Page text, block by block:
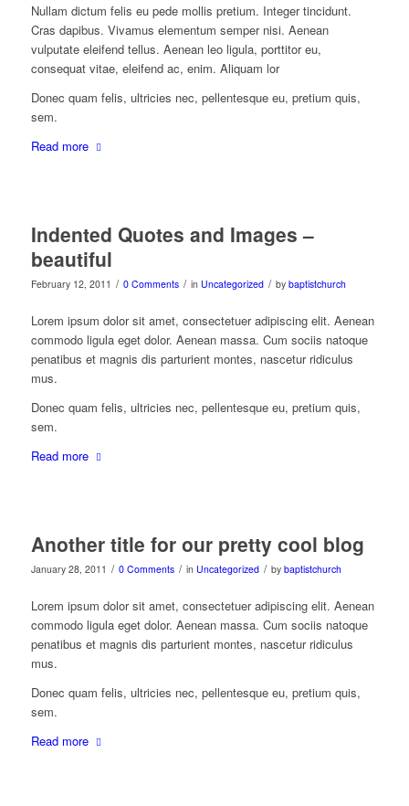
Nullam dictum felis eu pede mollis pretium. Integer tincidunt.
Cras dapibus. Vivamus elementum semper nisi. Aenean
vulputate eleifend tellus. Aenean leo ligula, porttitor eu,
consequat vitae, eleifend ac, enim. Aliquam lor
Donec quam felis, ultricies nec, pellentesque eu, pretium quis,
sem.
Read more
Indented Quotes and Images –
beautiful
February 12, 2011 / 0 Comments / in Uncategorized / by baptistchurch
Lorem ipsum dolor sit amet, consectetuer adipiscing elit. Aenean
commodo ligula eget dolor. Aenean massa. Cum sociis natoque
penatibus et magnis dis parturient montes, nascetur ridiculus
mus.
Donec quam felis, ultricies nec, pellentesque eu, pretium quis,
sem.
Read more
Another title for our pretty cool blog
January 28, 2011 / 0 Comments / in Uncategorized / by baptistchurch
Lorem ipsum dolor sit amet, consectetuer adipiscing elit. Aenean
commodo ligula eget dolor. Aenean massa. Cum sociis natoque
penatibus et magnis dis parturient montes, nascetur ridiculus
mus.
Donec quam felis, ultricies nec, pellentesque eu, pretium quis,
sem.
Read more